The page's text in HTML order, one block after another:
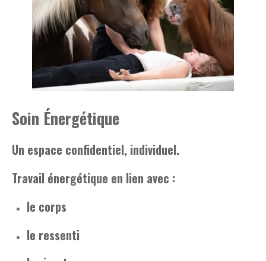
Soin Énergétique
Un espace confidentiel, individuel.
Travail énergétique en lien avec :
le corps
le ressenti